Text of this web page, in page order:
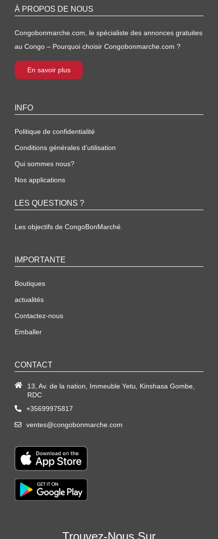
À PROPOS DE NOUS
Congobonmarche.com, le spécialiste des annonces gratuites
au Congo – Pourquoi choisir Congobonmarche.com ?
En savoir plus
INFO
Politique de confidentialité
Conditions générales d’utilisation
Qui sommes nous?
Nos applications
LES QUESTIONS ?
Les objectifs de CongoBonMarché.
IMPORTANTE
Boutiques
actualités
Contactez-nous
Emballer
CONTACT
13, Av. de la nation, Immeuble Yetu, Kinshasa Gombe,
RDC
+35699975817
ventes@congobonmarche.com
Trouvez-Nous Sur